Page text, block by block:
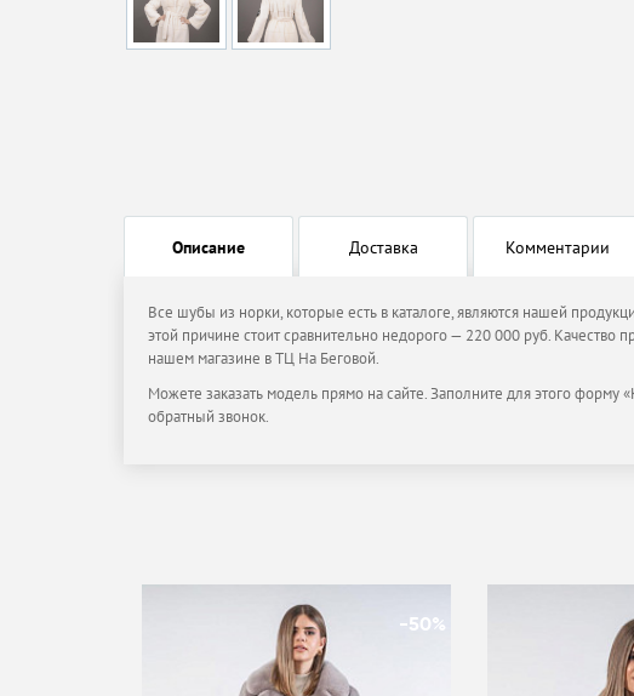
Описание Доставка Комментарии
Все шубы из норки, которые есть в каталоге, являются нашей
этой причине стоит сравнительно недорого — 220 000 руб.
нашем магазине в ТЦ На Беговой.
Можете заказать модель прямо на сайте. Заполните для этого форму
обратный звонок.
-50%